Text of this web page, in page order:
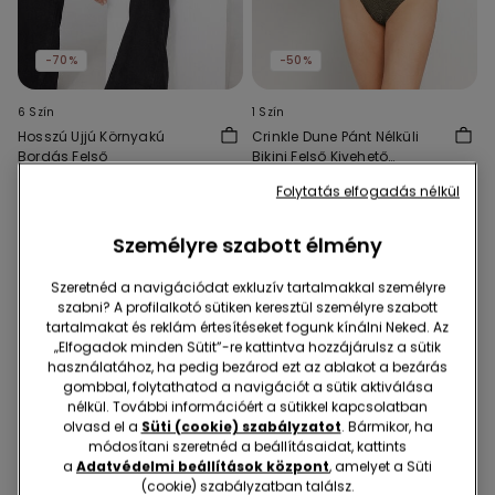
-70%
6 Szín
Hosszú Ujjú Környakú
Bordás Felső
-50%
1 Szín
Crinkle Dune Pánt Nélküli
Bikini Felső Kivehető
3490 Ft -50%
Személyre szabott élmény
Szeretnéd a navigációdat exkluzív tartalmakkal személyre
szabni? A profilalkotó sütiken keresztül személyre szabott
tartalmakat és reklám értesítéseket fogunk kínálni Neked. Az
„Elfogadok minden Sütit”-re kattintva hozzájárulsz a sütik
használatához, ha pedig bezárod ezt az ablakot a bezárás
gombbal, folytathatod a navigációt a sütik aktiválása
nélkül. További információért a sütikkel kapcsolatban
olvasd el a Süti (cookie) szabályzatot. Bármikor, ha
módosítani szeretnéd a beállításaidat, kattints
a Adatvédelmi beállítások központ, amelyet a Süti
(cookie) szabályzatban találsz.
Folytatás elfogadás nélkül